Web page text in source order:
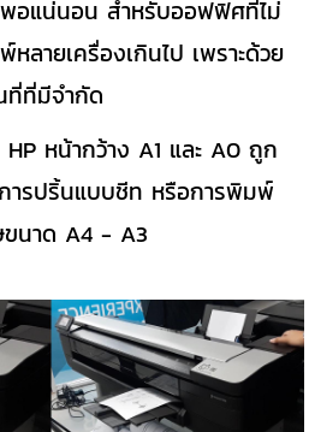
อแน่นอน สำหรับออฟฟิศที่ไม่
ลายเครื่องเกินไป เพราะด้วย
ที่มีจำกัด
หน้ากว้าง A1 และ A0 ถูก
ารปริ้นแบบชีท หรือการพิมพ์
ขนาด A4 - A3